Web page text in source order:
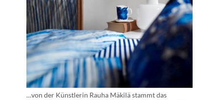
…von der Künstlerin Rauha Mäkilä stammt das